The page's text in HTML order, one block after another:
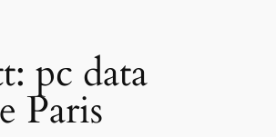
pc data
Paris